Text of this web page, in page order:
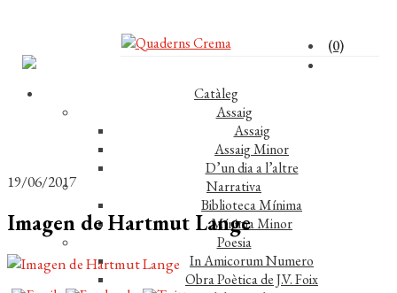
(0)
Catàleg
Assaig
Assaig
Assaig Minor
D’un dia a l’altre
Narrativa
Biblioteca Mínima
Mínima Minor
Poesia
In Amicorum Numero
Obra Poètica de J.V. Foix
19/06/2017
Imagen de Hartmut Lange